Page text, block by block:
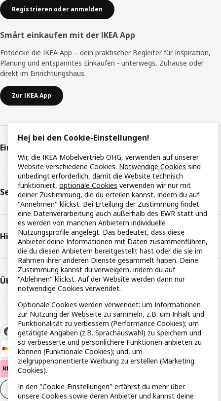
Registrieren oder anmelden
Smårt einkaufen mit der IKEA App
Entdecke die IKEA App – dein praktischer Begleiter für Inspiration,
Planung und entspanntes Einkaufen - unterwegs, Zuhause oder
direkt im Einrichtungshaus.
Zur IKEA App
Einkaufen & Planung
Serviceleistungen
Hilfe & Support
Über IKEA
Cookie-Einstellungen DE
Hej bei den Cookie-Einstellungen!
Wir, die IKEA Möbelvertrieb OHG, verwenden auf unserer
Website verschiedene Cookies: Notwendige Cookies sind
unbedingt erforderlich, damit die Website technisch
funktioniert, optionale Cookies verwenden wir nur mit
deiner Zustimmung, die du erteilen kannst, indem du auf
"Annehmen" klickst. Bei Erteilung der Zustimmung findet
eine Datenverarbeitung auch außerhalb des EWR statt und
es werden von manchen Anbietern individuelle
Nutzungsprofile angelegt. Das bedeutet, dass diese
Anbieter deine Informationen mit Daten zusammenführen,
die du diesen Anbietern bereitgestellt hast oder die sie im
Rahmen ihrer anderen Dienste gesammelt haben. Deine
Zustimmung kannst du verweigern, indem du auf
"Ablehnen" klickst. Auf der Website werden dann nur
notwendige Cookies verwendet.
Optionale Cookies werden verwendet: um Informationen
zur Nutzung der Webseite zu sammeln, z.B. um Inhalt und
Funktionalität zu verbessern (Performance Cookies); um
getätigte Angaben (z.B. Sprachauswahl) zu speichern und
so verbesserte und persönlichere Funktionen anbieten zu
können (Funktionale Cookies); und, um
zielgruppenorientierte Werbung zu erstellen (Marketing
Cookies).
In den "Cookie-Einstellungen" erfährst du mehr über
unsere Cookies sowie deren Anbieter und kannst deine